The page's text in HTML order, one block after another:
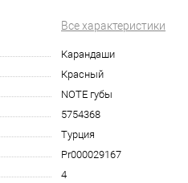
Все характеристики
Карандаши
Красный
NOTE губы
5754368
Турция
Pr000029167
4